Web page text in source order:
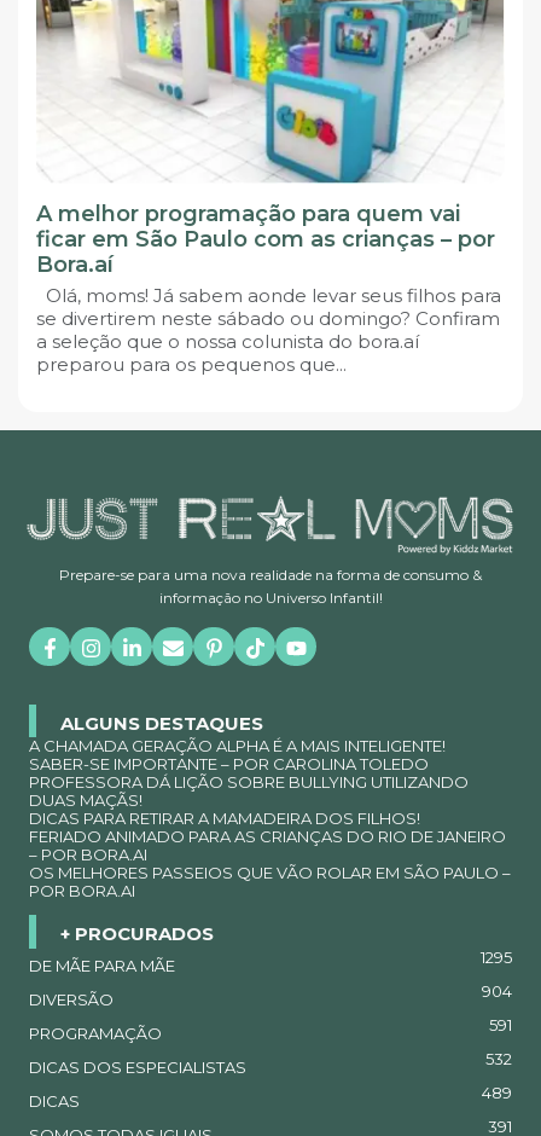
A melhor programação para quem vai
ficar em São Paulo com as crianças – por
Bora.aí
Olá, moms! Já sabem aonde levar seus filhos para
se divertirem neste sábado ou domingo? Confiram
a seleção que o nossa colunista do bora.aí
preparou para os pequenos que...
Prepare-se para uma nova realidade na forma de consumo &
informação no Universo Infantil!
ALGUNS DESTAQUES
A CHAMADA GERAÇÃO ALPHA É A MAIS INTELIGENTE!
SABER-SE IMPORTANTE – POR CAROLINA TOLEDO
PROFESSORA DÁ LIÇÃO SOBRE BULLYING UTILIZANDO
DUAS MAÇÃS!
DICAS PARA RETIRAR A MAMADEIRA DOS FILHOS!
FERIADO ANIMADO PARA AS CRIANÇAS DO RIO DE JANEIRO
– POR BORA.AI
OS MELHORES PASSEIOS QUE VÃO ROLAR EM SÃO PAULO –
POR BORA.AI
+ PROCURADOS
DE MÃE PARA MÃE 1295
DIVERSÃO 904
PROGRAMAÇÃO 591
DICAS DOS ESPECIALISTAS 532
DICAS 489
391